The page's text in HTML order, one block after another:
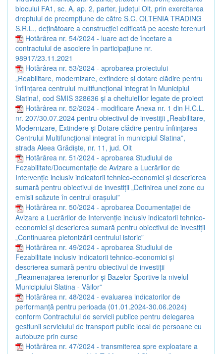
blocului FA1, sc. A, ap. 2, parter, județul Olt, prin exercitarea
dreptului de preempțiune de către S.C. OLTENIA TRADING
S.R.L., deținătoare a construcției edificată pe aceste terenuri
Hotărârea nr. 54/2024 - luare act de încetare a
contractului de asociere în participațiune nr.
98917/23.11.2021
Hotărârea nr. 53/2024 - aprobarea proiectului
„Reabilitare, modernizare, extindere și dotare clădire pentru
înființarea centrului multifuncțional integrat în Municipiul
Slatina!, cod SMIS 328636 și a cheltuielilor legate de proiect
Hotărârea nr. 52/2024 - modificare Anexa nr. 1 din H.C.L.
nr. 207/30.07.2024 pentru obiectivul de investiții „Reabilitare,
Modernizare, Extindere și Dotare clădire pentru înființarea
Centrului Multifuncțional integrat în municipiul Slatina”,
strada Aleea Grădiște, nr. 11, jud. Olt
Hotărârea nr. 51/2024 - aprobarea Studiului de
Fezabilitate/Documentație de Avizare a Lucrărilor de
Intervenție inclusiv indicatorii tehnico-economici și descrierea
sumară pentru obiectivul de investiții „Definirea unei zone cu
emisii scăzute în centrul orașului”
Hotărârea nr. 50/2024 - aprobarea Documentației de
Avizare a Lucrărilor de Intervenție inclusiv indicatorii tehnico-
economici și descrierea sumară pentru obiectivul de investiții
„Continuarea pietonizării centrului istoric”
Hotărârea nr. 49/2024 - aprobarea Studiului de
Fezabilitate inclusiv indicatorii tehnico-economici și
descrierea sumară pentru obiectivul de investiții
„Reamenajarea terenurilor și Bazelor Sportive la nivelul
Municipiului Slatina - Văilor”
Hotărârea nr. 48/2024 - evaluarea indicatorilor de
performanță pentru perioada (01.01.2024-30.06.2024)
conform Contractului de servicii publice pentru delegarea
gestiunii serviciului de transport public local de persoane cu
autobuze prin curse
Hotărârea nr. 47/2024 - transmiterea spre exploatare a